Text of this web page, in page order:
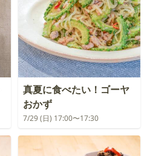
真夏に食べたい！ゴーヤ
おかず
7/29 (日) 17:00〜17:30